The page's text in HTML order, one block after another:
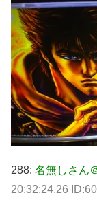
288: 名無しさん
20:32:24.26